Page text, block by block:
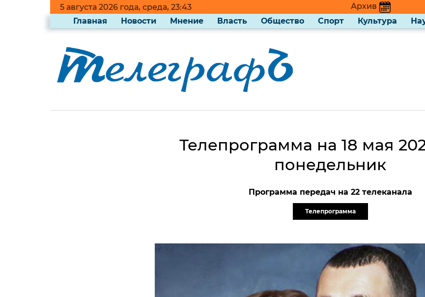
5 августа 2026 года, среда, 23:43 Архив
Главная
Новости Мнение Власть Общество Спорт Культура
Телепрограмма на 18 мая
понедельник
Программа передач на 22 телеканала
Телепрограмма